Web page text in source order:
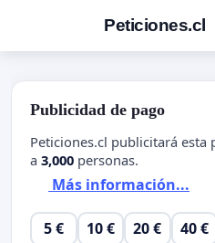
Peticiones.cl
Publicidad de pago
Peticiones.cl publicitará esta
a 3,000 personas.
Más información...
5 € 10 € 20 € 40 €